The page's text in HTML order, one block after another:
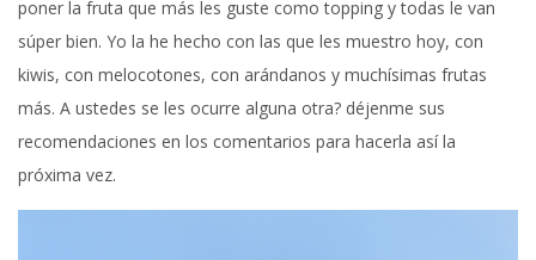
poner la fruta que más les guste como topping y todas le van
súper bien. Yo la he hecho con las que les muestro hoy, con
kiwis, con melocotones, con arándanos y muchísimas frutas
más. A ustedes se les ocurre alguna otra? déjenme sus
recomendaciones en los comentarios para hacerla así la
próxima vez.